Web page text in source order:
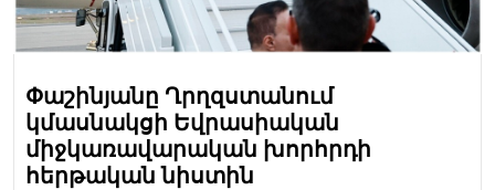
Փաշինյանը Ղրղզստանում
կմասնակցի Եվրասիական
միջկառավարական խորհրդի
հերթական նիստին